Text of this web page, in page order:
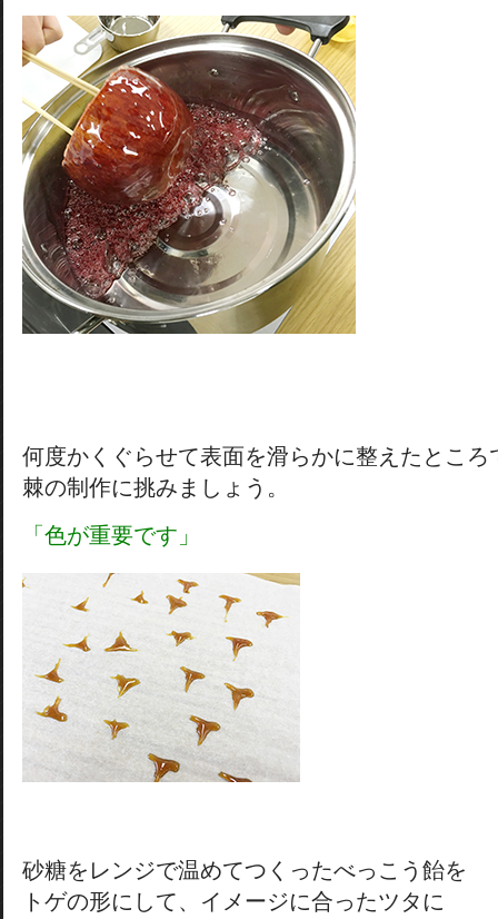
何度かくぐらせて表面を滑らかに整えたところ
棘の制作に挑みましょう。
「色が重要です」
砂糖をレンジで温めてつくったべっこう飴を
トゲの形にして、イメージに合ったツタに